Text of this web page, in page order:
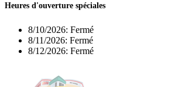
Heures d'ouverture spéciales
8/10/2026: Fermé
8/11/2026: Fermé
8/12/2026: Fermé